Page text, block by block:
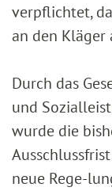
verpflichtet,
an den Kläger
Durch das
und
wurde die
neue Rege-